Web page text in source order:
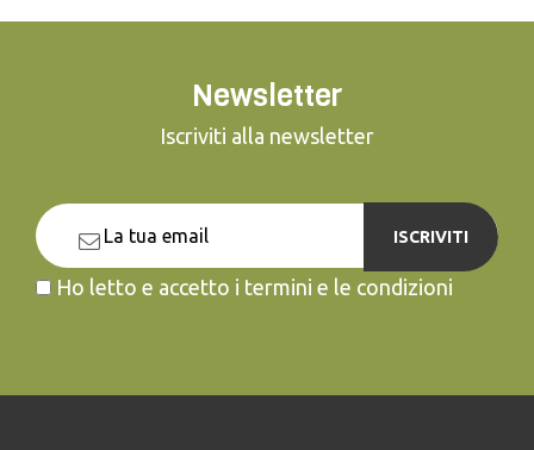
Newsletter
Iscriviti alla newsletter
ISCRIVITI
Ho letto e accetto i termini e le condizioni